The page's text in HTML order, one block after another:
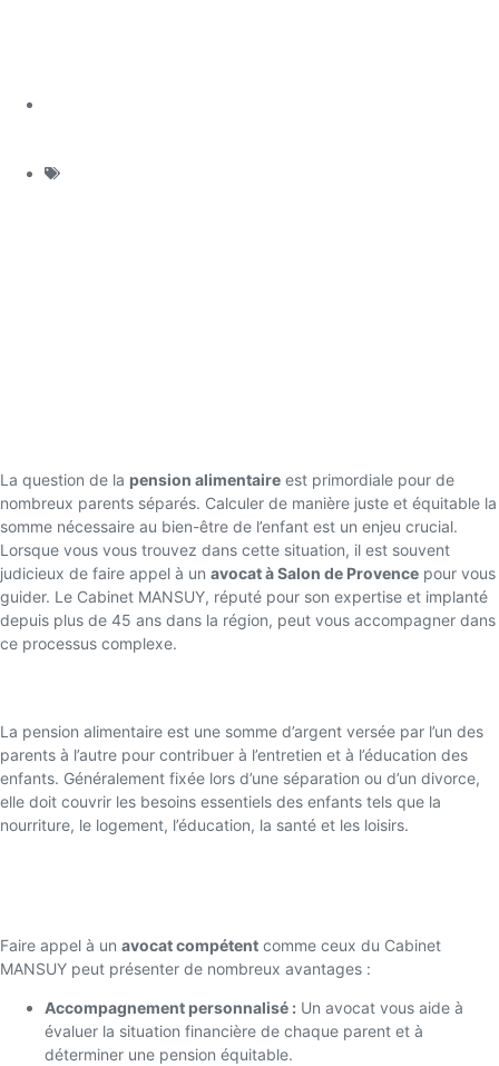
La question de la pension alimentaire est primordiale pour de
nombreux parents séparés. Calculer de manière juste et équitable la
somme nécessaire au bien-être de l’enfant est un enjeu crucial.
Lorsque vous vous trouvez dans cette situation, il est souvent
judicieux de faire appel à un avocat à Salon de Provence pour vous
guider. Le Cabinet MANSUY, réputé pour son expertise et implanté
depuis plus de 45 ans dans la région, peut vous accompagner dans
ce processus complexe.
La pension alimentaire est une somme d’argent versée par l’un des
parents à l’autre pour contribuer à l’entretien et à l’éducation des
enfants. Généralement fixée lors d’une séparation ou d’un divorce,
elle doit couvrir les besoins essentiels des enfants tels que la
nourriture, le logement, l’éducation, la santé et les loisirs.
Faire appel à un avocat compétent comme ceux du Cabinet
MANSUY peut présenter de nombreux avantages :
Accompagnement personnalisé : Un avocat vous aide à
évaluer la situation financière de chaque parent et à
déterminer une pension équitable.